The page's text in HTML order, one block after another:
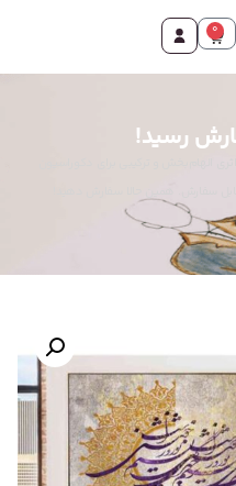
0
رسید!
الهام‌بخش و ترکیبی برای دکوراسیون
سفارش. همین حالا سفارش دهید!